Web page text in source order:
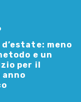
meno
e un
per il
anno